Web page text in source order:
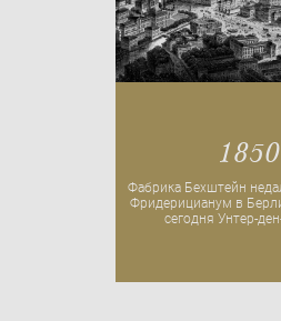
1850
Фабрика Бехштейн
Фридерицианум в
сегодня Унтер-